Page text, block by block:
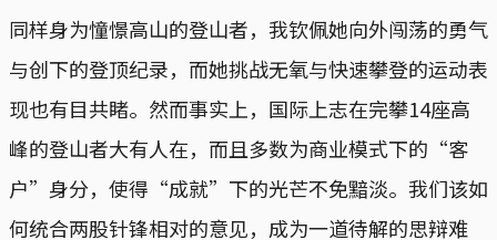
同样身为憧憬高山的登山者，我钦佩她向外闯荡的勇气
与创下的登顶纪录，而她挑战无氧与快速攀登的运动表
现也有目共睹。然而事实上，国际上志在完攀14座高
峰的登山者大有人在，而且多数为商业模式下的“客
户”身分，使得“成就”下的光芒不免黯淡。我们该如
何统合两股针锋相对的意见，成为一道待解的思辩难